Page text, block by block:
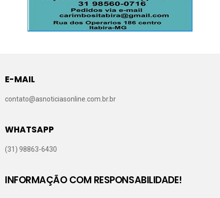
E-MAIL
contato@asnoticiasonline.com.br.br
WHATSAPP
(31) 98863-6430
INFORMAÇÃO COM RESPONSABILIDADE!